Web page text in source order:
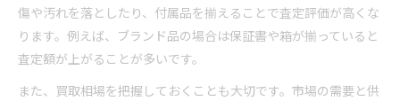
傷や汚れを落としたり、付属品を揃えることで査定評価が高くな
ります。例えば、ブランド品の場合は保証書や箱が揃っていると
査定額が上がることが多いです。
また、買取相場を把握しておくことも大切です。市場の需要と供